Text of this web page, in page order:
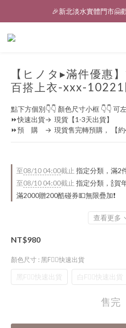
🎉新北淡水實體門市🤗
登入會員、即享限
🎉新北淡水實體門市🤗
【ヒノタ▸滿件優惠
百搭上衣-xxx-
點下方個別👇👇 顏色尺寸小框 👇👇 可
⏩快速出貨→  現貨【1-3天出貨】
⏩預　購　→  現貨售完轉預購， 【約
至08/10 04:00截止 指定分類，滿2
至08/10 04:00截止 指定分類，🍾賀
滿2000贈200酷碰券💵無限疊加❗
查看更多
NT$980
顏色尺寸 : 黑F👈🏻快速出貨
黑F👈🏻快速出貨 白F👈🏻快速出貨
售完